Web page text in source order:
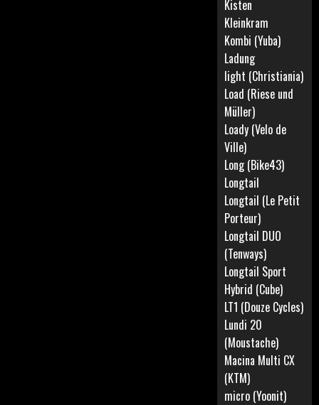
Kisten
Kleinkram
Kombi (Yuba)
Ladung
light (Christiania)
Load (Riese und
Müller)
Loady (Velo de
Ville)
Long (Bike43)
Longtail
Longtail (Le Petit
Porteur)
Longtail DUO
(Tenways)
Longtail Sport
Hybrid (Cube)
LT1 (Douze Cycles)
Lundi 20
(Moustache)
Macina Multi CX
(KTM)
micro (Yoonit)